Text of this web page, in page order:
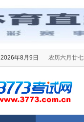
2026年8月9日 农历六月廿七